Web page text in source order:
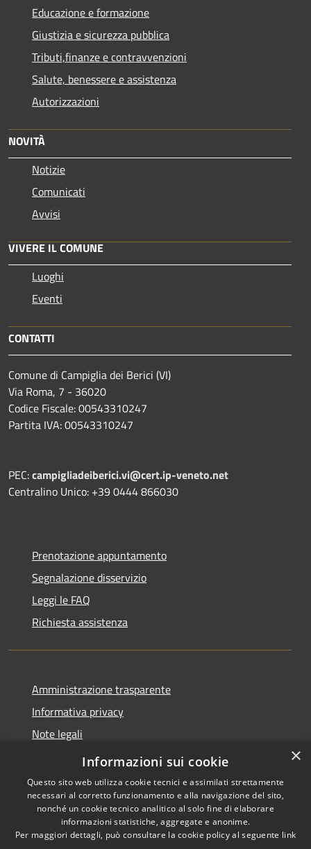
Educazione e formazione
Giustizia e sicurezza pubblica
Tributi,finanze e contravvenzioni
Salute, benessere e assistenza
Autorizzazioni
NOVITÀ
Notizie
Comunicati
Avvisi
VIVERE IL COMUNE
Luoghi
Eventi
CONTATTI
Comune di Campiglia dei Berici (VI)
Via Roma, 7 - 36020
Codice Fiscale: 00543310247
Partita IVA: 00543310247
PEC:campigliadeiberici.vi@cert.ip-veneto.net
Centralino Unico: +39 0444 866030
Prenotazione appuntamento
Segnalazione disservizio
Leggi le FAQ
Richiesta assistenza
Amministrazione trasparente
Informativa privacy
Note legali
Dichiarazione di accessibilità
Accessibilità
Copyright © 2026 • Comune di
Campiglia dei Berici • Powered
×
Informazioni sui cookie
Questo sito web utilizza cookie tecnici e assimilati strettamente
necessari al corretto funzionamento e alla navigazione del sito,
nonché un cookie tecnico analitico al solo fine di elaborare
informazioni statistiche, aggregate e anonime.
Per maggiori dettagli, può consultare la cookie policy al seguente link